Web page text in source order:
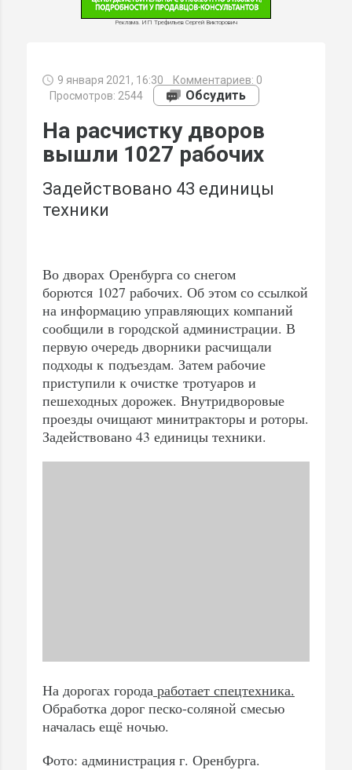
Реклама. ИП Трефильев Сергей Викторович
9 января 2021, 16:30 Комментариев: 0
Просмотров: 2544
Обсудить
На расчистку дворов
вышли 1027 рабочих
Задействовано 43 единицы
техники
Во дворах Оренбурга со снегом
борются 1027 рабочих. Об этом со ссылкой
на информацию управляющих компаний
сообщили в городской администрации. В
первую очередь дворники расчищали
подходы к подъездам. Затем рабочие
приступили к очистке тротуаров и
пешеходных дорожек. Внутридворовые
проезды очищают минитракторы и роторы.
Задействовано 43 единицы техники.
На дорогах города работает спецтехника.
Обработка дорог песко-соляной смесью
началась ещё ночью.
Фото: администрация г. Оренбурга.